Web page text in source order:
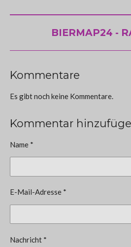
BIERMAP24 -
Kommentare
Es gibt noch keine Kommentare.
Kommentar
Name *
E-Mail-Adresse *
Nachricht *